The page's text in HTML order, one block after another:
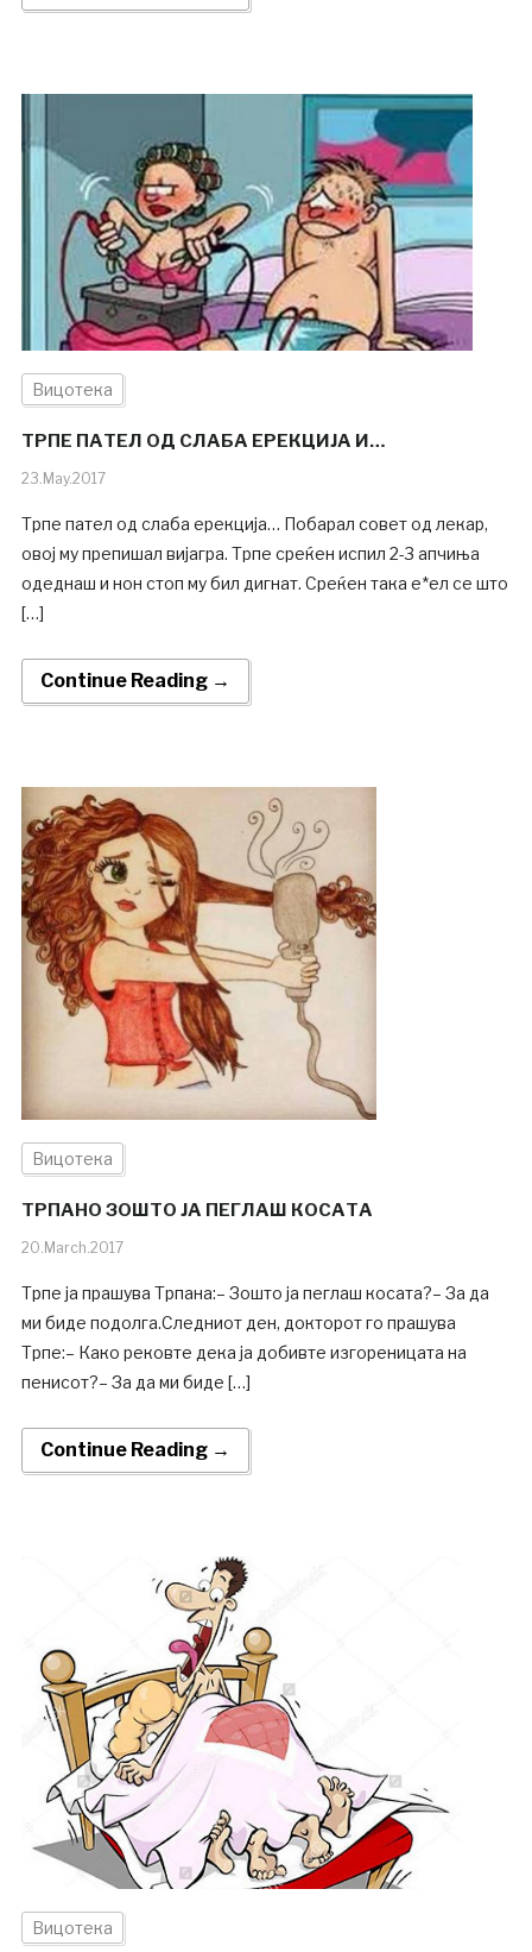
Вицотека
ТРПЕ ПАТЕЛ ОД СЛАБА ЕРЕКЦИЈА И…
23.May.2017
Трпе пател од слаба ерекција… Побарал совет од лекар,
овој му препишал вијагра. Трпе среќен испил 2-3 апчиња
одеднаш и нон стоп му бил дигнат. Среќен така е*ел се што
[…]
Continue Reading →
Вицотека
ТРПАНО ЗОШТО ЈА ПЕГЛАШ КОСАТА
20.March.2017
Трпе ја прашува Трпана:– Зошто ја пеглаш косата?– За да
ми биде подолга.Следниот ден, докторот го прашува
Трпе:– Како рековте дека ја добивте изгореницата на
пенисот?– За да ми биде […]
Continue Reading →
Вицотека